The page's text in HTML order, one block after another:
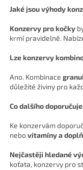
Jaké jsou výhody
Konzervy pro kočky
krmí pravidelně.
Lze konzervy
Ano. Kombinace
důležité živiny pro
Co dalšího
Ke konzervám
nebovitamíny a
Nejčastěji hledané
koťata, konzervy pro